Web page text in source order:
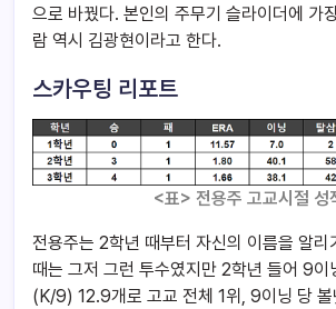
으로 바꿨다. 본인의 주무기 슬라이더에 가
람 역시 김광현이라고 한다.
스카우팅 리포트
<표> 전용주 고교시절 성
전용주는 2학년 때부터 자신의 이름을 알리
때는 그저 그런 투수였지만 2학년 들어 9이
(K/9) 12.9개로 고교 전체 1위, 9이닝 당